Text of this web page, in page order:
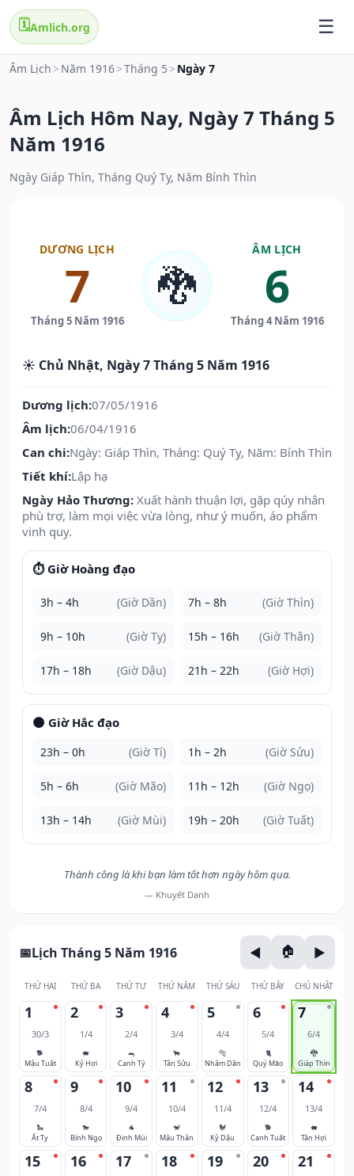
🗓️Amlich.org
Âm Lịch > Năm 1916>Tháng 5 > Ngày 7
Âm Lịch Hôm Nay, Ngày 7 Tháng 5
Năm 1916
Ngày Giáp Thìn, Tháng Quý Tỵ, Năm Bính Thìn
DƯƠNG LỊCH
7
Tháng 5 Năm 1916
🐉
ÂM LỊCH
6
Tháng 4 Năm 1916
☀️ Chủ Nhật, Ngày 7 Tháng 5 Năm 1916
Dương lịch:07/05/1916
Âm lịch:06/04/1916
Can chi:Ngày: Giáp Thìn, Tháng: Quý Tỵ, Năm: Bính Thìn
Tiết khí:Lập hạ
Ngày Hảo Thương: Xuất hành thuận lợi, gặp qúy nhân
phù trợ, làm mọi việc vừa lòng, như ý muốn, áo phẩm
vinh quy.
⏱️ Giờ Hoàng đạo
3h – 4h (Giờ Dần) 7h – 8h (Giờ Thìn)
9h – 10h (Giờ Tỵ) 15h – 16h (Giờ Thân)
17h – 18h (Giờ Dậu) 21h – 22h (Giờ Hợi)
🌑 Giờ Hắc đạo
23h – 0h (Giờ Tí) 1h – 2h (Giờ Sửu)
5h – 6h (Giờ Mão) 11h – 12h (Giờ Ngọ)
13h – 14h (Giờ Mùi) 19h – 20h (Giờ Tuất)
Thành công là khi bạn làm tốt hơn ngày hôm qua.
— Khuyết Danh
Lịch Tháng 5 Năm 1916
THỨ HAI THỨ BA THỨ TƯ THỨ NĂM THỨ SÁU THỨ BẢY CHỦ NHẬT
1
30/3
🐕
Mậu Tuất
2
1/4
🐖
Kỷ Hợi
3
2/4
🐀
Canh Tý
4
3/4
🐂
Tân Sửu
5
4/4
🐅
Nhâm Dần
6
5/4
🐈
Quý Mão
7
6/4
🐉
Giáp Thìn
8
7/4
🐍
Ất Tỵ
9
8/4
🐎
Bính Ngọ
10
9/4
🐐
Đinh Mùi
11
10/4
🐒
Mậu Thân
12
11/4
🐓
Kỷ Dậu
13
12/4
🐕
Canh Tuất
14
13/4
🐖
Tân Hợi
15 16 17 18 19 20 21